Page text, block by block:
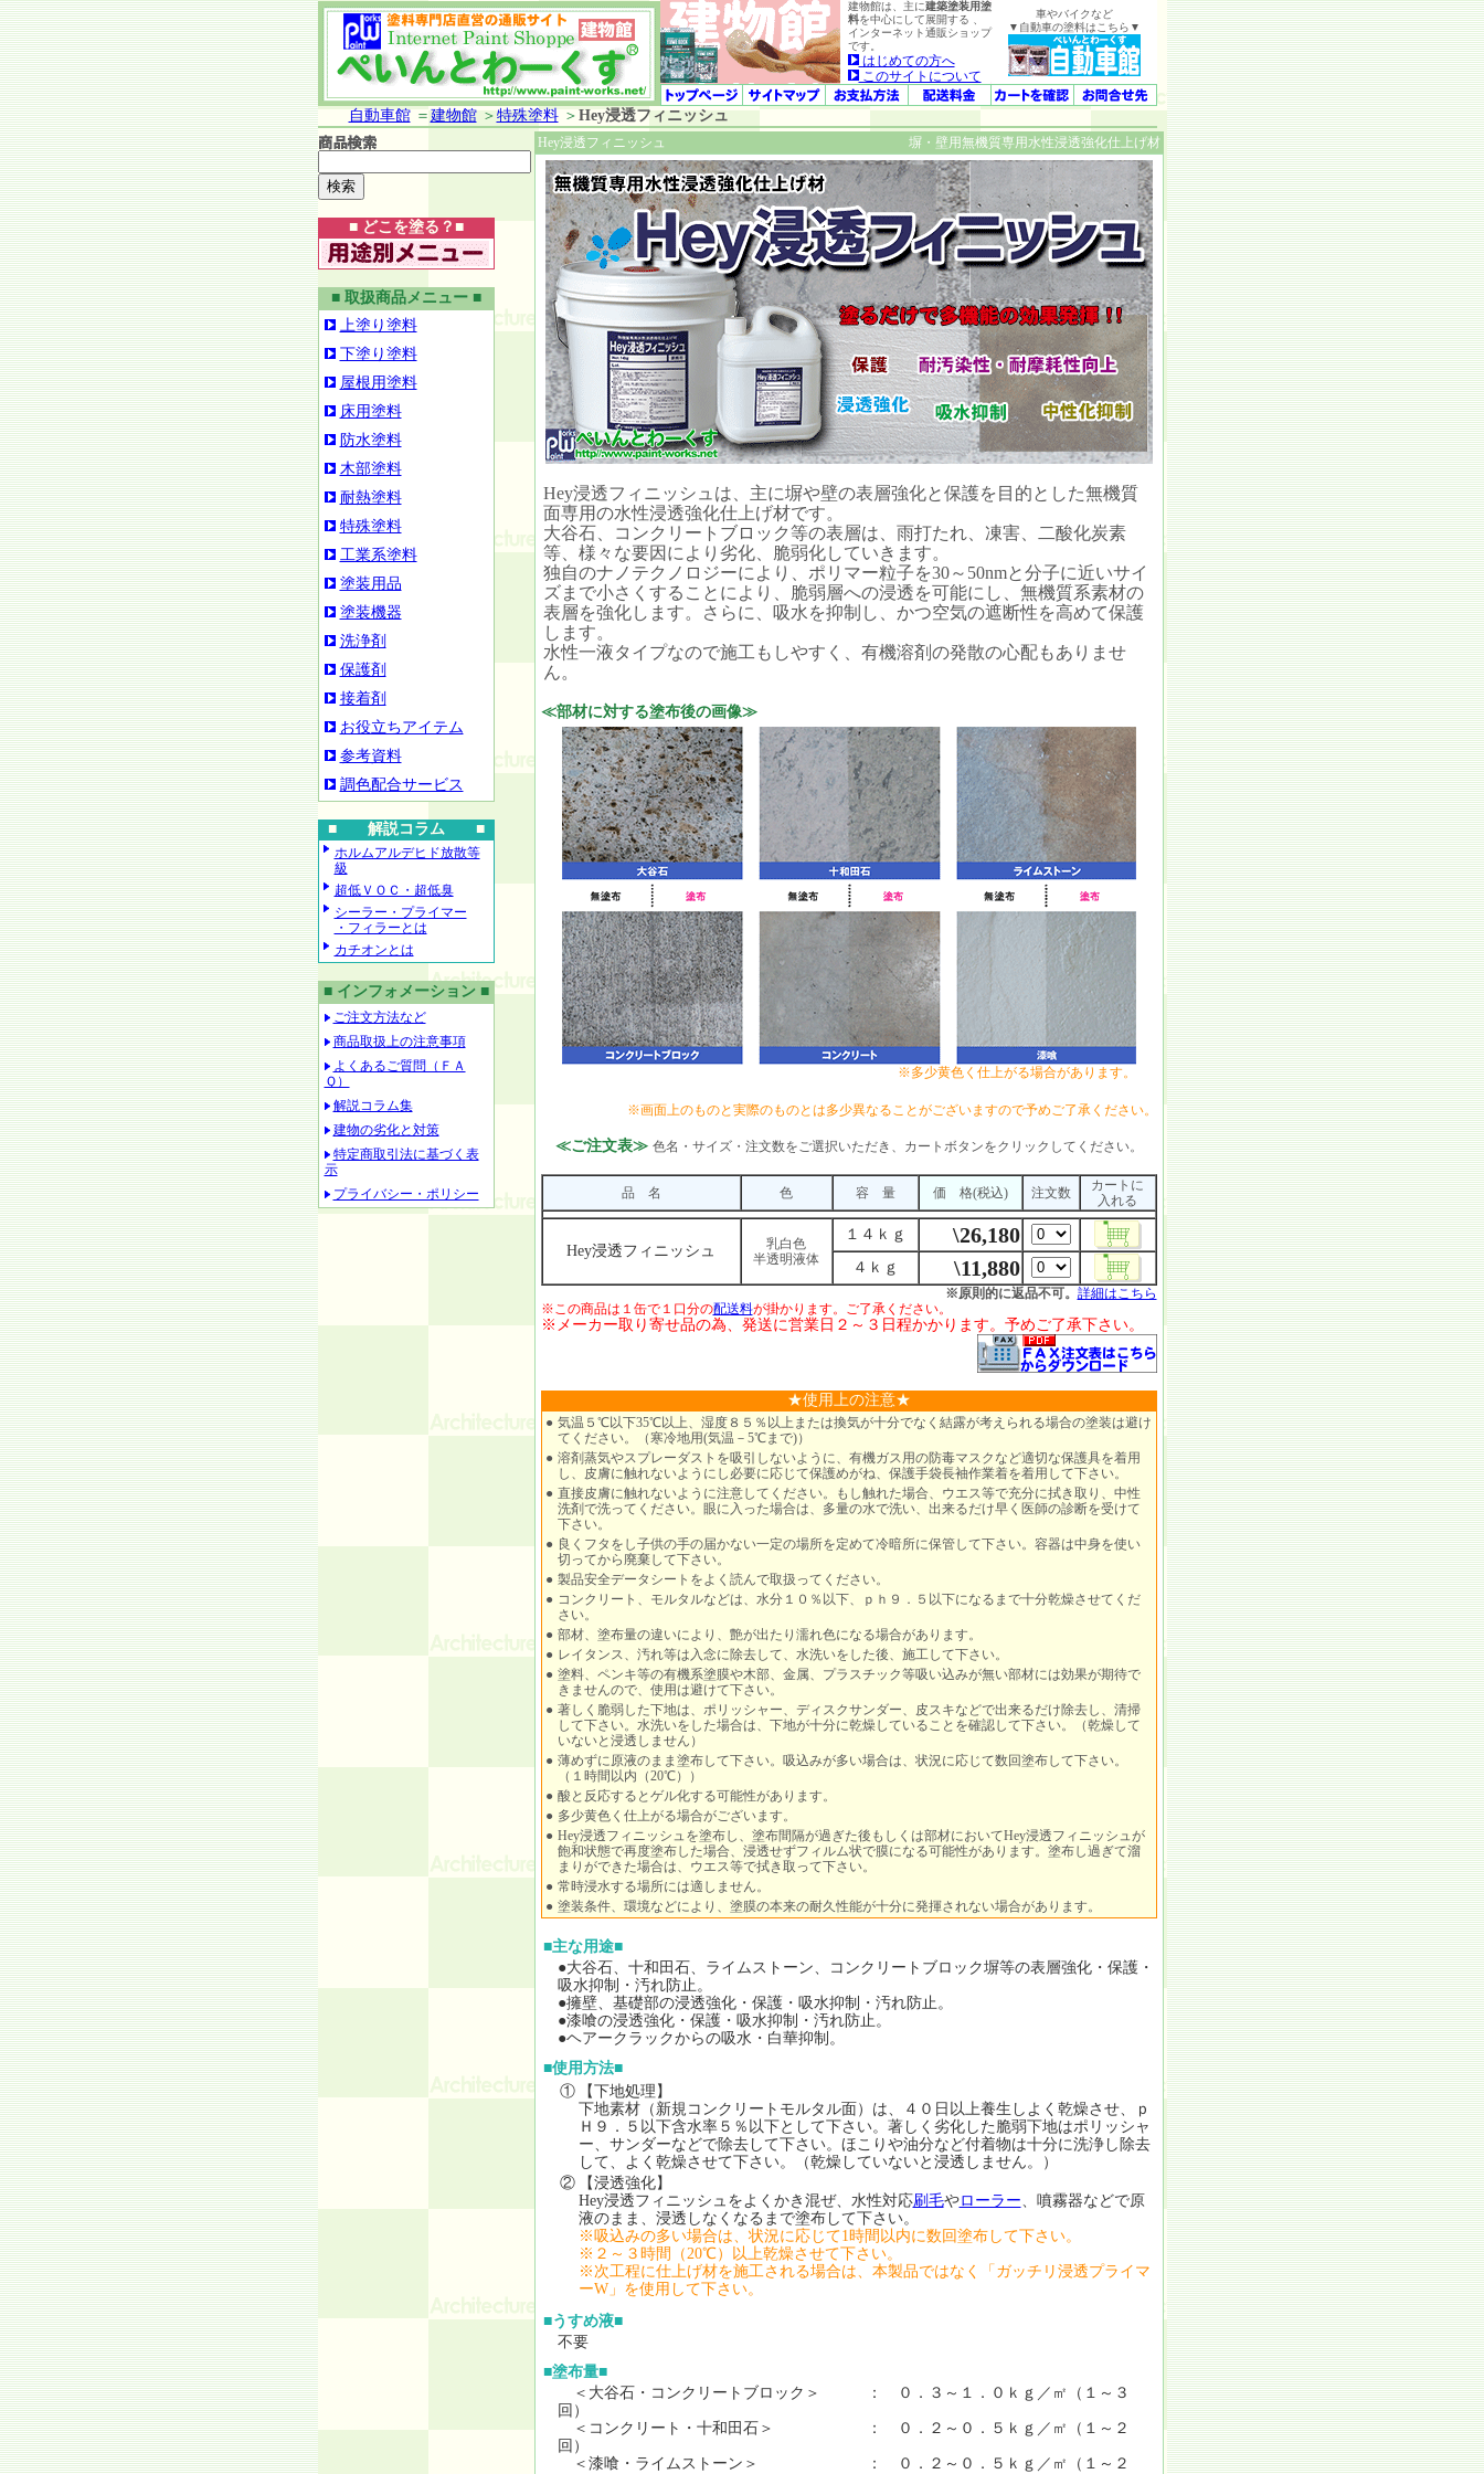
建物館は、主に建築塗装用塗
料を中心にして展開する 、
インターネット通販ショップ
です。
はじめての方へ
このサイトについて
車やバイクなど
▼自動車の塗料はこちら▼
自動車館＝ 建物館＞ 特殊塗料＞ Hey浸透フィニッシュ
■ どこを塗る？■
■ 取扱商品メニュー ■
上塗り塗料
下塗り塗料
屋根用塗料
床用塗料
防水塗料
木部塗料
耐熱塗料
特殊塗料
工業系塗料
塗装用品
塗装機器
洗浄剤
保護剤
接着剤
お役立ちアイテム
参考資料
調色配合サービス
■ 解説コラム ■
ホルムアルデヒド放散等
級
超低ＶＯＣ・超低臭
シーラー・プライマー
・フィラーとは
カチオンとは
■ インフォメーション ■
ご注文方法など
商品取扱上の注意事項
よくあるご質問（ＦＡ
Ｑ）
解説コラム集
建物の劣化と対策
特定商取引法に基づく表
示
プライバシー・ポリシー
Hey浸透フィニッシュ 塀・壁用無機質専用水性浸透強化仕上げ材
Hey浸透フィニッシュは、主に塀や壁の表層強化と保護を目的とした無機質
面専用の水性浸透強化仕上げ材です。
大谷石、コンクリートブロック等の表層は、雨打たれ、凍害、二酸化炭素
等、様々な要因により劣化、脆弱化していきます。
独自のナノテクノロジーにより、ポリマー粒子を30～50nmと分子に近いサイ
ズまで小さくすることにより、脆弱層への浸透を可能にし、無機質系素材の
表層を強化します。さらに、吸水を抑制し、かつ空気の遮断性を高めて保護
します。
水性一液タイプなので施工もしやすく、有機溶剤の発散の心配もありませ
ん。
≪部材に対する塗布後の画像≫
※多少黄色く仕上がる場合があります。
※画面上のものと実際のものとは多少異なることがございますので予めご了承ください。
≪ご注文表≫ 色名・サイズ・注文数をご選択いただき、カートボタンをクリックしてください。
品 名 色 容 量 価 格(税込) 注文数
カートに
入れる
Hey浸透フィニッシュ
乳白色
半透明液体
１４ｋｇ \26,180
４ｋｇ \11,880
※原則的に返品不可。 詳細はこちら
※この商品は１缶で１口分の配送料が掛かります。ご了承ください。
※メーカー取り寄せ品の為、発送に営業日２～３日程かかります。予めご了承下さい。
★使用上の注意★
● 気温５℃以下35℃以上、湿度８５％以上または換気が十分でなく結露が考えられる場合の塗装は避け
てください。（寒冷地用(気温－5℃まで)）
● 溶剤蒸気やスプレーダストを吸引しないように、有機ガス用の防毒マスクなど適切な保護具を着用
し、皮膚に触れないようにし必要に応じて保護めがね、保護手袋長袖作業着を着用して下さい。
● 直接皮膚に触れないように注意してください。もし触れた場合、ウエス等で充分に拭き取り、中性
洗剤で洗ってください。眼に入った場合は、多量の水で洗い、出来るだけ早く医師の診断を受けて
下さい。
● 良くフタをし子供の手の届かない一定の場所を定めて冷暗所に保管して下さい。容器は中身を使い
切ってから廃棄して下さい。
● 製品安全データシートをよく読んで取扱ってください。
● コンクリート、モルタルなどは、水分１０％以下、ｐｈ９．５以下になるまで十分乾燥させてくだ
さい。
● 部材、塗布量の違いにより、艶が出たり濡れ色になる場合があります。
● レイタンス、汚れ等は入念に除去して、水洗いをした後、施工して下さい。
● 塗料、ペンキ等の有機系塗膜や木部、金属、プラスチック等吸い込みが無い部材には効果が期待で
きませんので、使用は避けて下さい。
● 著しく脆弱した下地は、ポリッシャー、ディスクサンダー、皮スキなどで出来るだけ除去し、清掃
して下さい。水洗いをした場合は、下地が十分に乾燥していることを確認して下さい。（乾燥して
いないと浸透しません）
● 薄めずに原液のまま塗布して下さい。吸込みが多い場合は、状況に応じて数回塗布して下さい。
（１時間以内（20℃））
● 酸と反応するとゲル化する可能性があります。
● 多少黄色く仕上がる場合がございます。
● Hey浸透フィニッシュを塗布し、塗布間隔が過ぎた後もしくは部材においてHey浸透フィニッシュが
飽和状態で再度塗布した場合、浸透せずフィルム状で膜になる可能性があります。塗布し過ぎて溜
まりができた場合は、ウエス等で拭き取って下さい。
● 常時浸水する場所には適しません。
● 塗装条件、環境などにより、塗膜の本来の耐久性能が十分に発揮されない場合があります。
■主な用途■
●大谷石、十和田石、ライムストーン、コンクリートブロック塀等の表層強化・保護・
吸水抑制・汚れ防止。
●擁壁、基礎部の浸透強化・保護・吸水抑制・汚れ防止。
●漆喰の浸透強化・保護・吸水抑制・汚れ防止。
●ヘアークラックからの吸水・白華抑制。
■使用方法■
①
【下地処理】
下地素材（新規コンクリートモルタル面）は、４０日以上養生しよく乾燥させ、ｐ
Ｈ９．５以下含水率５％以下として下さい。著しく劣化した脆弱下地はポリッシャ
ー、サンダーなどで除去して下さい。ほこりや油分など付着物は十分に洗浄し除去
して、よく乾燥させて下さい。（乾燥していないと浸透しません。）
②
【浸透強化】
Hey浸透フィニッシュをよくかき混ぜ、水性対応刷毛やローラー、噴霧器などで原
液のまま、浸透しなくなるまで塗布して下さい。
※吸込みの多い場合は、状況に応じて1時間以内に数回塗布して下さい。
※２～３時間（20℃）以上乾燥させて下さい。
※次工程に仕上げ材を施工される場合は、本製品ではなく「ガッチリ浸透プライマ
ーW」を使用して下さい。
■うすめ液■
不要
■塗布量■
＜大谷石・コンクリートブロック＞ ： ０．３～１．０ｋｇ／㎡（１～３
回）
＜コンクリート・十和田石＞ ： ０．２～０．５ｋｇ／㎡（１～２
回）
＜漆喰・ライムストーン＞ ： ０．２～０．５ｋｇ／㎡（１～２